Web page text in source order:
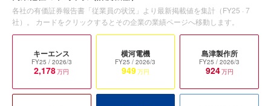
各社の有価証券報告書「従業員の状況」より最新掲載値を集計（FY25 · 7
社）。 カードをクリックするとその企業の業績ページへ移動します。
キーエンス
FY25 / 2026/3
2,178万円
横河電機
FY25 / 2026/3
949万円
島津製作所
FY25 / 2026/3
924万円